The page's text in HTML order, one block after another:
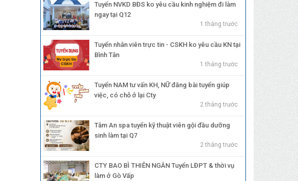
Tuyển NVKD BĐS ko yêu cầu kinh nghiệm đi làm
ngay tại Q12
1 tháng trước
Tuyển nhân viên trực tin - CSKH ko yêu cầu KN tại
Bình Tân
1 tháng trước
Tuyển NAM tư vấn KH, NỮ đăng bài tuyển giúp
việc, có chỗ ở lại Cty
2 tháng trước
Tâm An spa tuyển kỹ thuật viên gội đầu dưỡng
sinh làm tại Q7
2 tháng trước
CTY BAO BÌ THIÊN NGÂN Tuyển LĐPT & thời vụ
làm ở Gò Vấp